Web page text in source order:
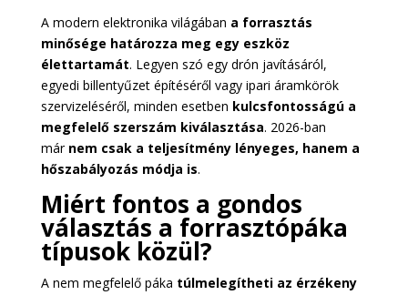
A modern elektronika világában a forrasztás
minősége határozza meg egy eszköz
élettartamát. Legyen szó egy drón javításáról,
egyedi billentyűzet építéséről vagy ipari áramkörök
szervizeléséről, minden esetben kulcsfontosságú a
megfelelő szerszám kiválasztása. 2026-ban
már nem csak a teljesítmény lényeges, hanem a
hőszabályozás módja is.
Miért fontos a gondos
választás a forrasztópáka
típusok közül?
A nem megfelelő páka túlmelegítheti az érzékeny